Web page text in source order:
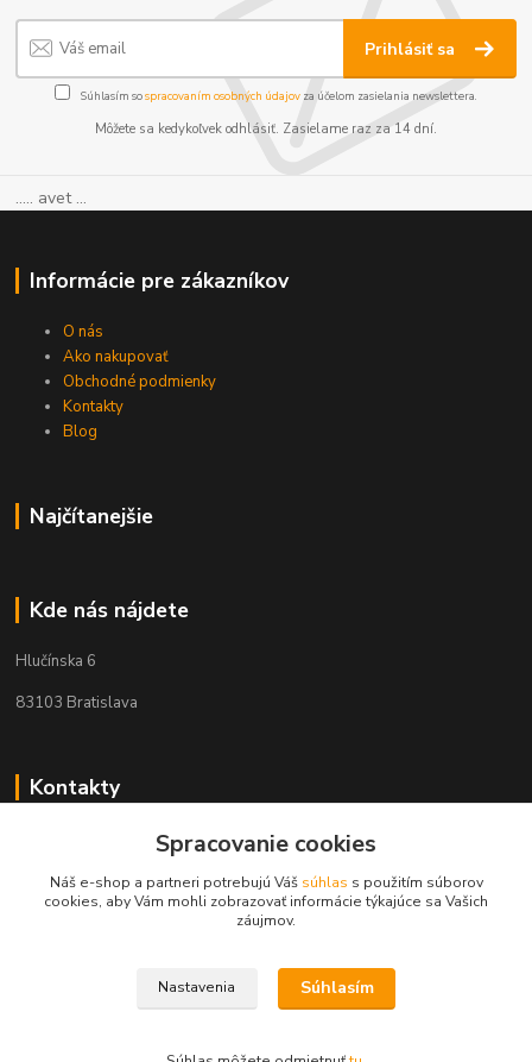
Prihlásiť sa
Súhlasím sospracovaním osobných údajov za účelom zasielania newslettera.
Môžete sa kedykoľvek odhlásiť. Zasielame raz za 14 dní.
..... avet ...
Informácie pre zákazníkov
O nás
Ako nakupovať
Obchodné podmienky
Kontakty
Blog
Najčítanejšie
Kde nás nájdete
Hlučínska 6
83103 Bratislava
Kontakty
+421 908 678 479
info@audiovideoshop.sk
Spracovanie cookies
Náš e-shop a partneri potrebujú Váš súhlas s použitím súborov
cookies, aby Vám mohli zobrazovať informácie týkajúce sa Vašich
záujmov.
Nastavenia Súhlasím